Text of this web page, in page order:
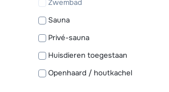
Zwembad
Sauna
Privé-sauna
Huisdieren toegestaan
Openhaard / houtkachel